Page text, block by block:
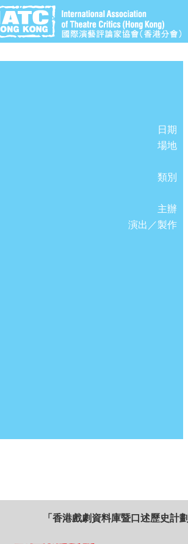
日期
場地
類別
主辦
演出／製作
「香港戲劇資料庫暨口述歷史計